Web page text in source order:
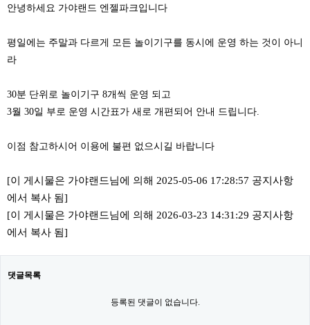
안녕하세요 가야랜드 엔젤파크입니다
평일에는 주말과 다르게 모든 놀이기구를 동시에 운영 하는 것이 아니
라
30분 단위로 놀이기구 8개씩 운영 되고
3월 30일 부로 운영 시간표가 새로 개편되어 안내 드립니다.
이점 참고하시어 이용에 불편 없으시길 바랍니다
[이 게시물은 가야랜드님에 의해 2025-05-06 17:28:57 공지사항
에서 복사 됨]
[이 게시물은 가야랜드님에 의해 2026-03-23 14:31:29 공지사항
에서 복사 됨]
댓글목록
등록된 댓글이 없습니다.